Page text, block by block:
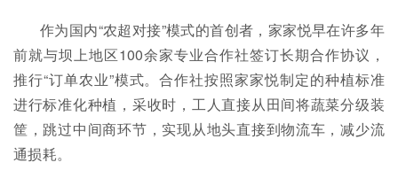
作为国内“农超对接”模式的首创者，家家悦早在许多年
前就与坝上地区100余家专业合作社签订长期合作协议，
推行“订单农业”模式。合作社按照家家悦制定的种植标准
进行标准化种植，采收时，工人直接从田间将蔬菜分级装
筐，跳过中间商环节，实现从地头直接到物流车，减少流
通损耗。